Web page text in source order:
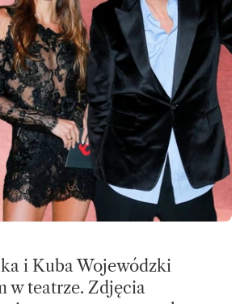
i Kuba Wojewódzki
w teatrze. Zdjęcia